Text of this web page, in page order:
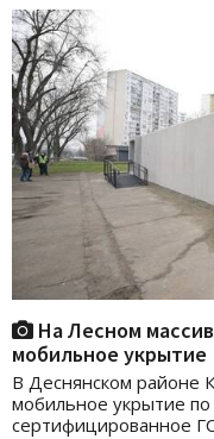
На Лесном
мобильное укрытие
В Деснянском районе
мобильное укрытие
сертифицированное